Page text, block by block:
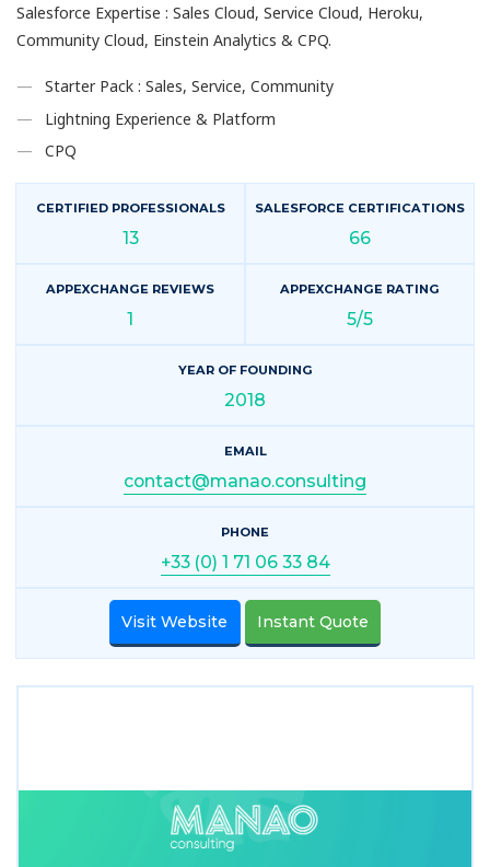
Salesforce Expertise : Sales Cloud, Service Cloud, Heroku,
Community Cloud, Einstein Analytics & CPQ.
Starter Pack : Sales, Service, Community
Lightning Experience & Platform
CPQ
CERTIFIED PROFESSIONALS
13
SALESFORCE CERTIFICATIONS
66
APPEXCHANGE REVIEWS
1
APPEXCHANGE RATING
5/5
YEAR OF FOUNDING
2018
EMAIL
contact@manao.consulting
PHONE
+33 (0) 1 71 06 33 84
Visit Website Instant Quote